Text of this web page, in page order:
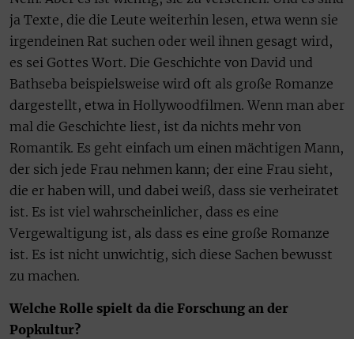
ja Texte, die die Leute weiterhin lesen, etwa wenn sie
irgendeinen Rat suchen oder weil ihnen gesagt wird,
es sei Gottes Wort. Die Geschichte von David und
Bathseba beispielsweise wird oft als große Romanze
dargestellt, etwa in Hollywoodfilmen. Wenn man aber
mal die Geschichte liest, ist da nichts mehr von
Romantik. Es geht einfach um einen mächtigen Mann,
der sich jede Frau nehmen kann; der eine Frau sieht,
die er haben will, und dabei weiß, dass sie verheiratet
ist. Es ist viel wahrscheinlicher, dass es eine
Vergewaltigung ist, als dass es eine große Romanze
ist. Es ist nicht unwichtig, sich diese Sachen bewusst
zu machen.
Welche Rolle spielt da die Forschung an der
Popkultur?